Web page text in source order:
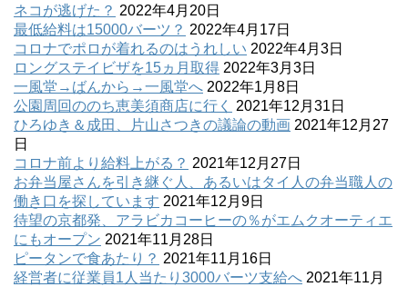
ネコが逃げた？ 2022年4月20日
最低給料は15000バーツ？ 2022年4月17日
コロナでポロが着れるのはうれしい 2022年4月3日
ロングステイビザを15ヵ月取得 2022年3月3日
一風堂→ばんから→一風堂へ 2022年1月8日
公園周回ののち恵美須商店に行く
2021年12月31日
ひろゆき＆成田、片山さつきの議論の動画 2021年12月27
日
コロナ前より給料上がる？ 2021年12月27日
お弁当屋さんを引き継ぐ人、あるいはタイ人の弁当職人の
働き口を探しています 2021年12月9日
待望の京都発、アラビカコーヒーの％がエムクオーティエ
にもオープン 2021年11月28日
ピータンで食あたり？ 2021年11月16日
経営者に従業員1人当たり3000バーツ支給へ 2021年11月